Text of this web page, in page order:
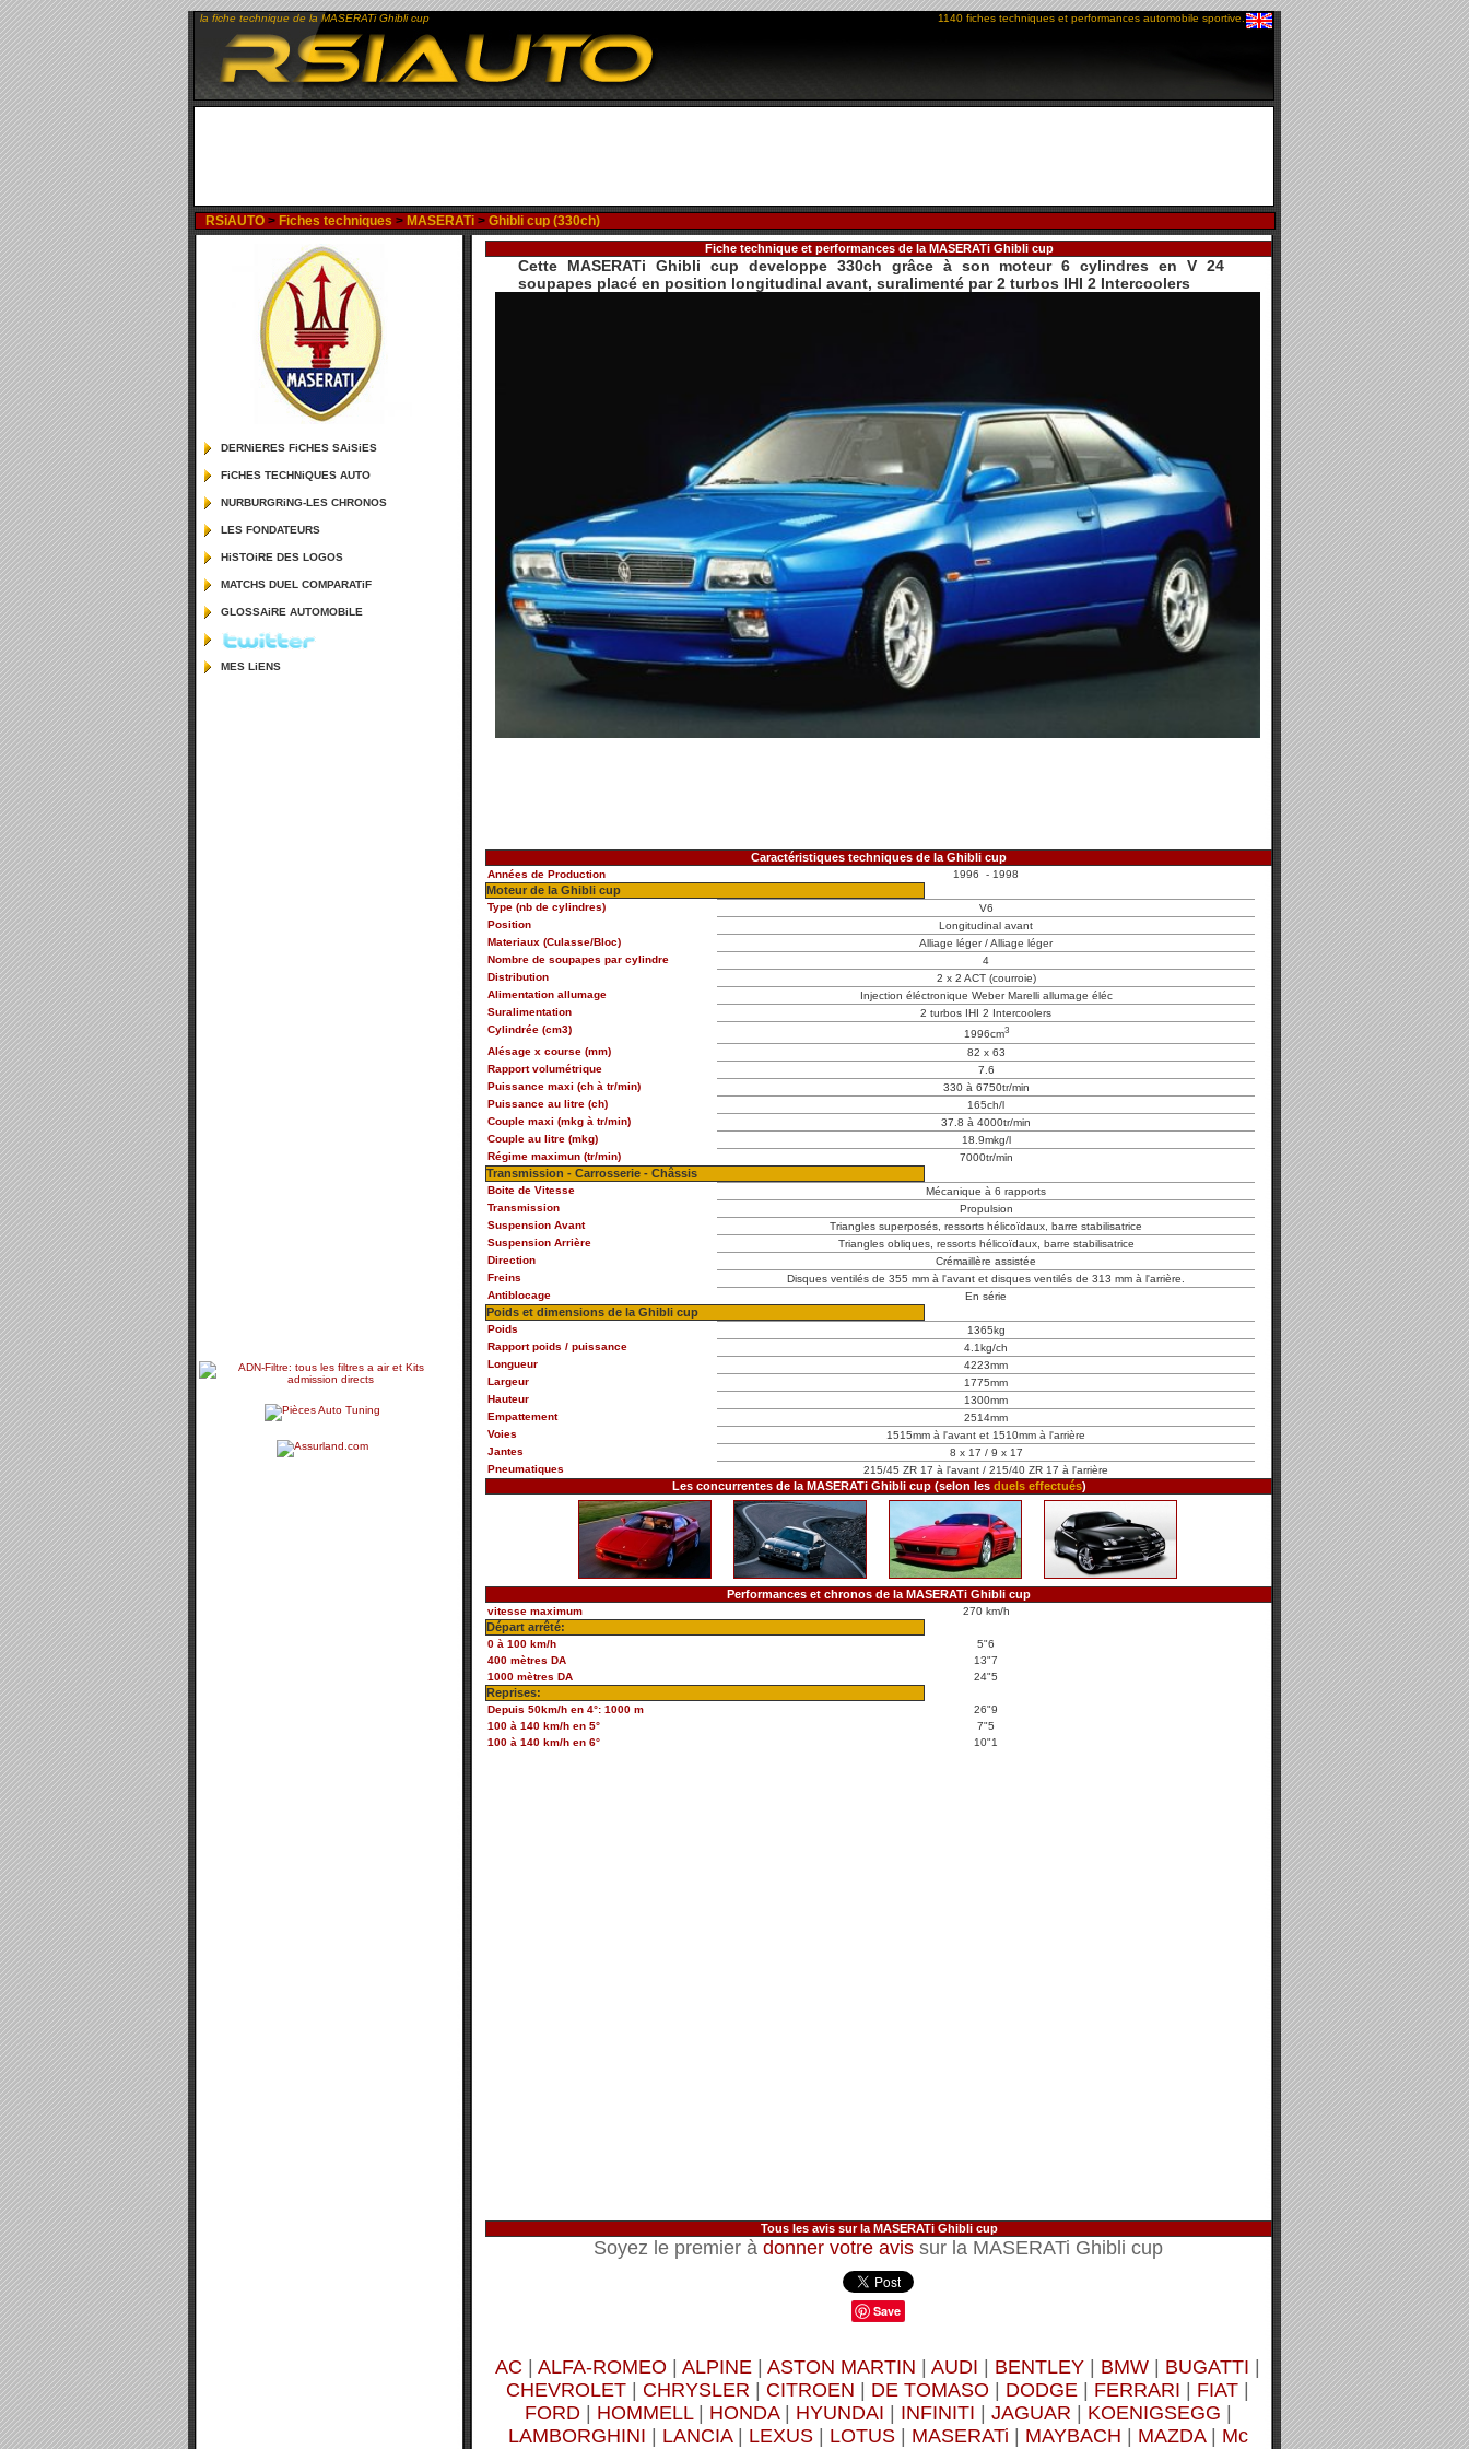
la fiche technique de la MASERATi Ghibli cup 1140 fiches techniques et performances automobile sportive.
RSiAUTO > Fiches techniques > MASERATi > Ghibli cup (330ch)
Fiche technique et performances de la MASERATi Ghibli cup
Cette MASERATi Ghibli cup developpe 330ch grâce à son moteur 6 cylindres en V 24
soupapes placé en position longitudinal avant, suralimenté par 2 turbos IHI 2 Intercoolers
Caractéristiques techniques de la Ghibli cup
Années de Production 1996 - 1998
Moteur de la Ghibli cup
Type (nb de cylindres)
V6
Position
Longitudinal avant
Materiaux (Culasse/Bloc)
Alliage léger / Alliage léger
Nombre de soupapes par cylindre
4
Distribution
2 x 2 ACT (courroie)
Alimentation allumage
Injection éléctronique Weber Marelli allumage éléc
Suralimentation
2 turbos IHI 2 Intercoolers
Cylindrée (cm3)
1996cm3
Alésage x course (mm)
82 x 63
Rapport volumétrique
7.6
Puissance maxi (ch à tr/min)
330 à 6750tr/min
Puissance au litre (ch)
165ch/l
Couple maxi (mkg à tr/min)
37.8 à 4000tr/min
Couple au litre (mkg)
18.9mkg/l
Régime maximun (tr/min)
7000tr/min
Transmission - Carrosserie - Châssis
Boite de Vitesse
Mécanique à 6 rapports
Transmission
Propulsion
Suspension Avant
Triangles superposés, ressorts hélicoïdaux, barre stabilisatrice
Suspension Arrière
Triangles obliques, ressorts hélicoïdaux, barre stabilisatrice
Direction
Crémaillère assistée
Freins
Disques ventilés de 355 mm à l'avant et disques ventilés de 313 mm à l'arrière.
Antiblocage
En série
Poids et dimensions de la Ghibli cup
Poids
1365kg
Rapport poids / puissance
4.1kg/ch
Longueur
4223mm
Largeur
1775mm
Hauteur
1300mm
Empattement
2514mm
Voies
1515mm à l'avant et 1510mm à l'arrière
Jantes
8 x 17 / 9 x 17
Pneumatiques
215/45 ZR 17 à l'avant / 215/40 ZR 17 à l'arrière
Les concurrentes de la MASERATi Ghibli cup (selon les duels effectués)
Performances et chronos de la MASERATi Ghibli cup
vitesse maximum 270 km/h
Départ arrêté:
0 à 100 km/h
5"6
400 mètres DA
13"7
1000 mètres DA
24"5
Reprises:
Depuis 50km/h en 4°: 1000 m
26"9
100 à 140 km/h en 5°
7"5
100 à 140 km/h en 6°
10"1
Tous les avis sur la MASERATi Ghibli cup
Soyez le premier à donner votre avissur la MASERATi Ghibli cup
Save
AC | ALFA-ROMEO | ALPINE | ASTON MARTIN | AUDI | BENTLEY | BMW | BUGATTI |
CHEVROLET | CHRYSLER | CITROEN | DE TOMASO | DODGE | FERRARI | FIAT |
FORD| HOMMELL| HONDA| HYUNDAI | INFINITI | JAGUAR | KOENIGSEGG |
LAMBORGHINI | LANCIA| LEXUS| LOTUS| MASERATi | MAYBACH | MAZDA| Mc
DERNiERES FiCHES SAiSiES
FiCHES TECHNiQUES AUTO
NURBURGRiNG-LES CHRONOS
LES FONDATEURS
HiSTOiRE DES LOGOS
MATCHS DUEL COMPARATiF
GLOSSAiRE AUTOMOBiLE
MES LiENS